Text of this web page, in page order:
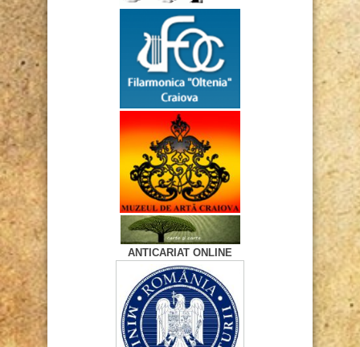
ANTICARIAT ONLINE